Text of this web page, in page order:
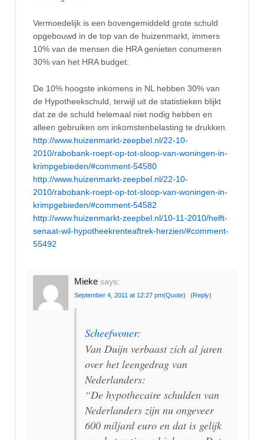
Vermoedelijk is een bovengemiddeld grote schuld
opgebouwd in de top van de huizenmarkt, immers
10% van de mensen die HRA genieten conumeren
30% van het HRA budget:
De 10% hoogste inkomens in NL hebben 30% van
de Hypotheekschuld, terwijl uit de statistieken blijkt
dat ze de schuld helemaal niet nodig hebben en
alleen gebruiken om inkomstenbelasting te drukken.
http://www.huizenmarkt-zeepbel.nl/22-10-
2010/rabobank-roept-op-tot-sloop-van-woningen-in-
krimpgebieden/#comment-54580
http://www.huizenmarkt-zeepbel.nl/22-10-
2010/rabobank-roept-op-tot-sloop-van-woningen-in-
krimpgebieden/#comment-54582
http://www.huizenmarkt-zeepbel.nl/10-11-2010/helft-
senaat-wil-hypotheekrenteaftrek-herzien/#comment-
55492
Mieke says:
September 4, 2011 at 12:27 pm(Quote) (Reply)
Scheefwoner:
Van Duijn verbaast zich al jaren
over het leengedrag van
Nederlanders:
“De hypothecaire schulden van
Nederlanders zijn nu ongeveer
600 miljard euro en dat is gelijk